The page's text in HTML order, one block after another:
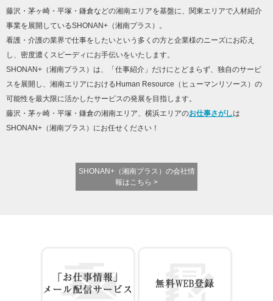
藤沢・茅ヶ崎・平塚・鎌倉などの湘南エリアを基盤に、関東エリアで人材紹介
事業を展開しているSHONAN+（湘南プラス）。
看護・介護の業界で仕事をしたいという多くの方と企業様のニーズにお応え
し、密度濃くスピーディにお手伝いをいたします。
SHONAN+（湘南プラス）は、「仕事紹介」だけにとどまらず、独自のサービ
スを展開し、湘南エリアにおけるHuman Resource（ヒューマンリソース）の
可能性を最大限に活かしたサービスの発展を目指します。
藤沢・茅ヶ崎・平塚・鎌倉の湘南エリア、横浜エリアのお仕事さがしは
SHONAN+（湘南プラス）にお任せください！
SHONAN+（湘南プラス）の会社情
報はこちら >